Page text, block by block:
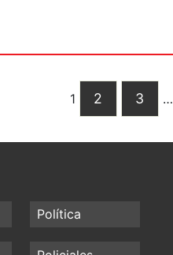
1 2 3 …
Política